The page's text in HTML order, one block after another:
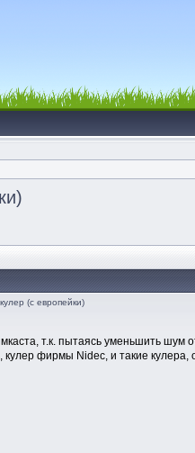
(с европейки)
т.к. пытаясь уменьшить шум
фирмы Nidec, и такие кулера,